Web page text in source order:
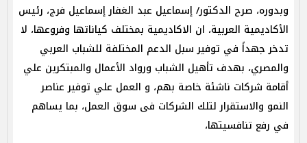
وبدوره، صرح الدكتور/ إسماعيل عبد الغفار إسماعيل فرج، رئيس
الأكاديمية العربية، ان الاكاديمية بمختلف كياناتها وفروعها، لا
تدخر جهداً في توفير سبل الدعم المختلفة للشباب العربي
والمصري، بهدف تأهيل الشباب ورواد الأعمال والمبتكرين علي
أقامة شركات ناشئة خاصة بهم، و العمل علي توفير عناصر
النمو والاستقرار لتلك الشركات فى سوق العمل، بما يساهم
في رفع تنافسيتها،